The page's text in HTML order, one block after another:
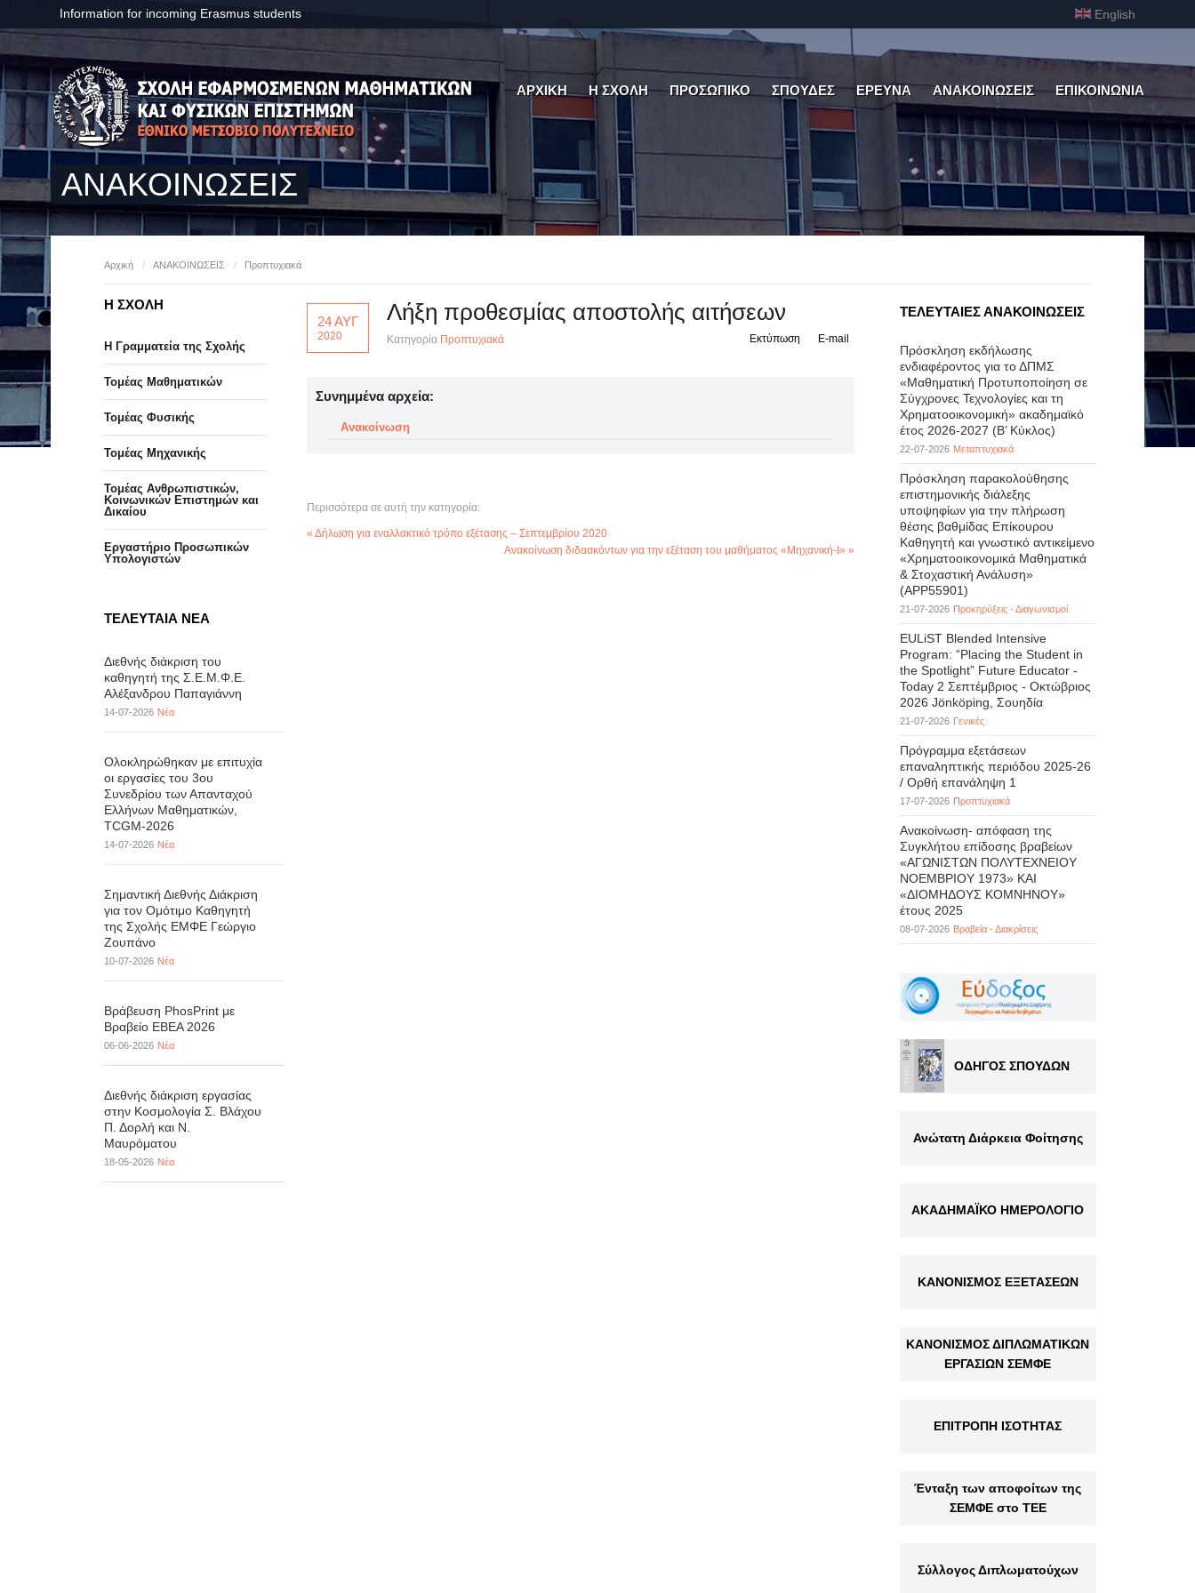
Information for incoming Erasmus students English
ΑΡΧΙΚΗ Η ΣΧΟΛΗ ΠΡΟΣΩΠΙΚΟ ΣΠΟΥΔΕΣ ΕΡΕΥΝΑ ΑΝΑΚΟΙΝΩΣΕΙΣ ΕΠΙΚΟΙΝΩΝΙΑ
ΑΝΑΚΟΙΝΩΣΕΙΣ
Αρχική / ΑΝΑΚΟΙΝΩΣΕΙΣ / Προπτυχιακά
24 ΑΥΓ
2020
Λήξη προθεσμίας αποστολής αιτήσεων
Κατηγορία Προπτυχιακά E-mail
Εκτύπωση
Συνημμένα αρχεία:
Ανακοίνωση
Περισσότερα σε αυτή την κατηγορία:
« Δήλωση για εναλλακτικό τρόπο εξέτασης – Σεπτεμβρίου 2020
Ανακοίνωση διδασκόντων για την εξέταση του μαθήματος «Μηχανική-Ι» »
Η ΣΧΟΛΗ
Η Γραμματεία της Σχολής
Τομέας Μαθηματικών
Τομέας Φυσικής
Τομέας Μηχανικής
Τομέας Ανθρωπιστικών,
Κοινωνικών Επιστημών και
Δικαίου
Eργαστήριo Προσωπικών
Υπολογιστών
ΤΕΛΕΥΤΑΙΑ ΝΕΑ
Διεθνής διάκριση του
καθηγητή της Σ.Ε.Μ.Φ.Ε.
Αλέξανδρου Παπαγιάννη
14-07-2026 Νέα
Ολοκληρώθηκαν με επιτυχία
οι εργασίες του 3ου
Συνεδρίου των Απανταχού
Ελλήνων Μαθηματικών,
TCGM-2026
14-07-2026 Νέα
Σημαντική Διεθνής Διάκριση
για τον Ομότιμο Καθηγητή
της Σχολής ΕΜΦΕ Γεώργιο
Ζουπάνο
10-07-2026 Νέα
Βράβευση PhosPrint με
Βραβείο ΕΒΕΑ 2026
06-06-2026 Νέα
Διεθνής διάκριση εργασίας
στην Κοσμολογία Σ. Βλάχου
Π. Δορλή και Ν.
Μαυρόματου
18-05-2026 Νέα
ΤΕΛΕΥΤΑΙΕΣ ΑΝΑΚΟΙΝΩΣΕΙΣ
Πρόσκληση εκδήλωσης
ενδιαφέροντος για το ΔΠΜΣ
«Μαθηματική Προτυποποίηση σε
Σύγχρονες Τεχνολογίες και τη
Χρηματοοικονομική» ακαδημαϊκό
έτος 2026-2027 (B’ Kύκλος)
22-07-2026 Μεταπτυχιακά
Πρόσκληση παρακολούθησης
επιστημονικής διάλεξης
υποψηφίων για την πλήρωση
θέσης βαθμίδας Επίκουρου
Καθηγητή και γνωστικό αντικείμενο
«Χρηματοοικονομικά Μαθηματικά
& Στοχαστική Ανάλυση»
(APP55901)
21-07-2026 Προκηρύξεις - Διαγωνισμοί
EULiST Blended Intensive
Program: “Placing the Student in
the Spotlight” Future Educator -
Today 2 Σεπτέμβριος - Οκτώβριος
2026 Jönköping, Σουηδία
21-07-2026 Γενικές
Πρόγραμμα εξετάσεων
επαναληπτικής περιόδου 2025-26
/ Ορθή επανάληψη 1
17-07-2026 Προπτυχιακά
Ανακοίνωση- απόφαση της
Συγκλήτου επίδοσης βραβείων
«ΑΓΩΝΙΣΤΩΝ ΠΟΛΥΤΕΧΝΕΙΟΥ
ΝΟΕΜΒΡΙΟΥ 1973» ΚΑΙ
«ΔΙΟΜΗΔΟΥΣ ΚΟΜΝΗΝΟΥ»
έτους 2025
08-07-2026 Βραβεία - Διακρίσεις
ΟΔΗΓΟΣ ΣΠΟΥΔΩΝ
Ανώτατη Διάρκεια Φοίτησης
ΑΚΑΔΗΜΑΪΚΟ ΗΜΕΡΟΛΟΓΙΟ
ΚΑΝΟΝΙΣΜΟΣ ΕΞΕΤΑΣΕΩΝ
ΚΑΝΟΝΙΣΜΟΣ ΔΙΠΛΩΜΑΤΙΚΩΝ
ΕΡΓΑΣΙΩΝ ΣΕΜΦΕ
ΕΠΙΤΡΟΠΗ ΙΣΟΤΗΤΑΣ
Ένταξη των αποφοίτων της
ΣΕΜΦΕ στο ΤΕΕ
Σύλλογος Διπλωματούχων